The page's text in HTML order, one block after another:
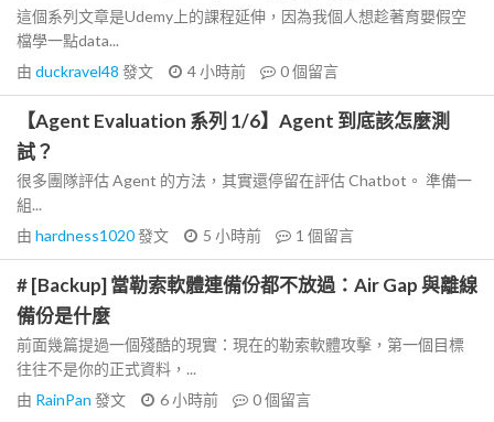
這個系列文章是Udemy上的課程延伸，因為我個人想趁著育嬰假空
檔學一點data...
由 duckravel48 發文 4 小時前 0個留言
【Agent Evaluation 系列 1/6】Agent 到底該怎麼測
試？
很多團隊評估 Agent 的方法，其實還停留在評估 Chatbot。 準備一
組...
由 hardness1020發文 5 小時前 1 個留言
# [Backup] 當勒索軟體連備份都不放過：Air Gap 與離線
備份是什麼
前面幾篇提過一個殘酷的現實：現在的勒索軟體攻擊，第一個目標
往往不是你的正式資料，...
由 RainPan 發文 6 小時前 0個留言